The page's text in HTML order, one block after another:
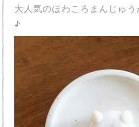
大人気のほわころまんじゅう
♪